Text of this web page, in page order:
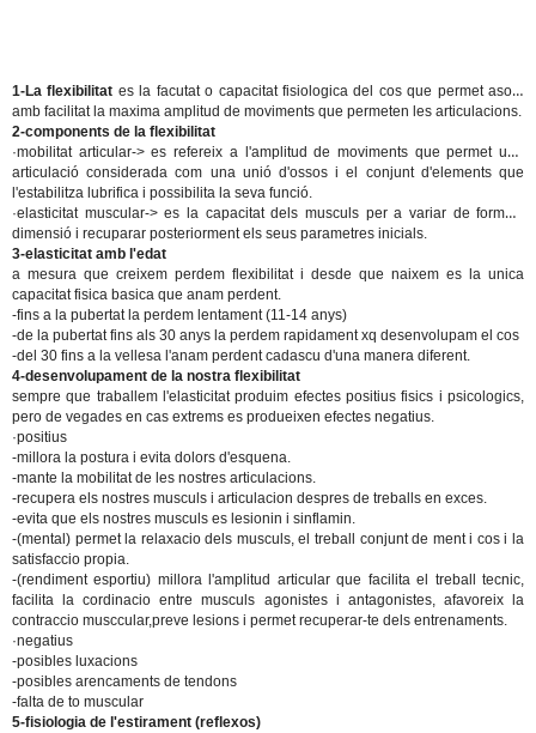
1-La flexibilitat es la facutat o capacitat fisiologica del cos que permet asolir
amb facilitat la maxima amplitud de moviments que permeten les articulacions.
2-components de la flexibilitat
·mobilitat articular-> es refereix a l'amplitud de moviments que permet una
articulació considerada com una unió d'ossos i el conjunt d'elements que
l'estabilitza lubrifica i possibilita la seva funció.
·elasticitat muscular-> es la capacitat dels musculs per a variar de forma i
dimensió i recuparar posteriorment els seus parametres inicials.
3-elasticitat amb l'edat
a mesura que creixem perdem flexibilitat i desde que naixem es la unica
capacitat fisica basica que anam perdent.
-fins a la pubertat la perdem lentament (11-14 anys)
-de la pubertat fins als 30 anys la perdem rapidament xq desenvolupam el cos
-del 30 fins a la vellesa l'anam perdent cadascu d'una manera diferent.
4-desenvolupament de la nostra flexibilitat
sempre que traballem l'elasticitat produim efectes positius fisics i psicologics,
pero de vegades en cas extrems es produeixen efectes negatius.
·positius
-millora la postura i evita dolors d'esquena.
-mante la mobilitat de les nostres articulacions.
-recupera els nostres musculs i articulacion despres de treballs en exces.
-evita que els nostres musculs es lesionin i sinflamin.
-(mental) permet la relaxacio dels musculs, el treball conjunt de ment i cos i la
satisfaccio propia.
-(rendiment esportiu) millora l'amplitud articular que facilita el treball tecnic,
facilita la cordinacio entre musculs agonistes i antagonistes, afavoreix la
contraccio musccular,preve lesions i permet recuperar-te dels entrenaments.
·negatius
-posibles luxacions
-posibles arencaments de tendons
-falta de to muscular
5-fisiologia de l'estirament (reflexos)